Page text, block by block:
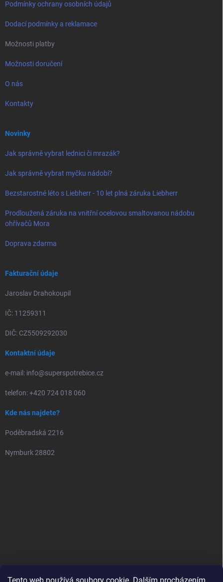
Podmínky ochrany osobních údajů
Dodací podmínky a reklamace
Možnosti platby
Možnosti doručení
O nás
Kontakty
Novinky
Jak správně vybrat lednici či mrazák?
Jak správně vybrat myčku nádobí?
Bezstarostné léto s Liebherr - 10 let plná záruka Liebherr
Prodloužená záruka na vnitřní ocelovou smaltovanou nádobu
ohřívačů Mora
Doprava zdarma
Fakturační údaje
Jaroslav Drahokoupil
IČ: 11259311
DIČ: CZ5509292030
Kontaktní údaje
e-mail: info@superspotrebice.cz
telefon: +420 724 018 060
Kde nás najdete?
Poděbradská 2216
Nymburk 28802